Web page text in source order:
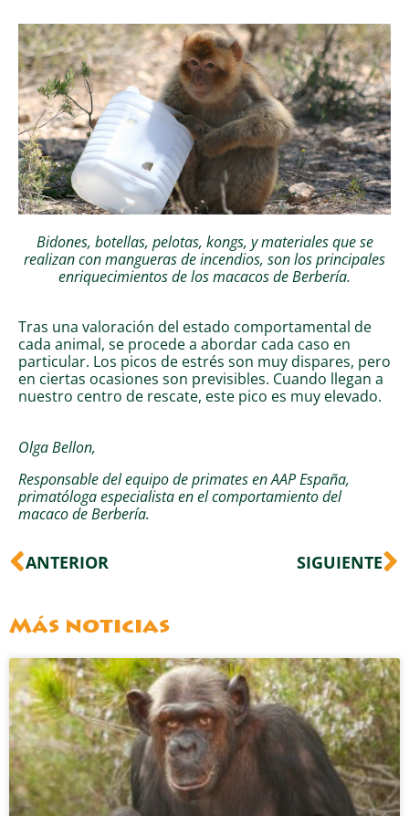
Bidones, botellas, pelotas, kongs, y materiales que se
realizan con mangueras de incendios, son los principales
enriquecimientos de los macacos de Berbería.
Tras una valoración del estado comportamental de
cada animal, se procede a abordar cada caso en
particular. Los picos de estrés son muy dispares, pero
en ciertas ocasiones son previsibles. Cuando llegan a
nuestro centro de rescate, este pico es muy elevado.
Olga Bellon,
Responsable del equipo de primates en AAP España,
primatóloga especialista en el comportamiento del
macaco de Berbería.
Ant
ANTERIOR SIGUIENTE
Más noticias